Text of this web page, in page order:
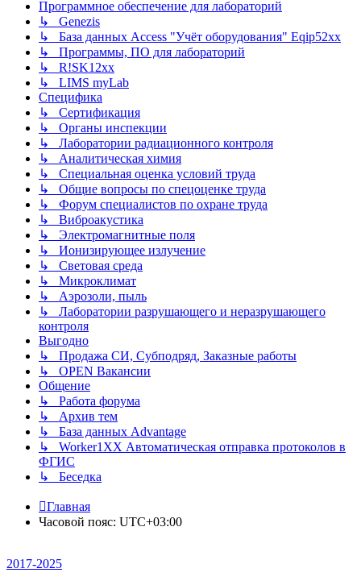
Программное обеспечение для лабораторий
↳ Genezis
↳ База данных Access "Учёт оборудования" Eqip52xx
↳ Программы, ПО для лабораторий
↳ R!SK12xx
↳ LIMS myLab
Специфика
↳ Сертификация
↳ Органы инспекции
↳ Лаборатории радиационного контроля
↳ Аналитическая химия
↳ Специальная оценка условий труда
↳ Общие вопросы по спецоценке труда
↳ Форум специалистов по охране труда
↳ Виброакустика
↳ Электромагнитные поля
↳ Ионизирующее излучение
↳ Световая среда
↳ Микроклимат
↳ Аэрозоли, пыль
↳ Лаборатории разрушающего и неразрушающего
контроля
Выгодно
↳ Продажа СИ, Субподряд, Заказные работы
↳ OPEN Вакансии
Общение
↳ Работа форума
↳ Архив тем
↳ База данных Advantage
↳ Worker1XX Автоматическая отправка протоколов в
ФГИС
↳ Беседка
Главная
Часовой пояс: UTC+03:00
2017-2025